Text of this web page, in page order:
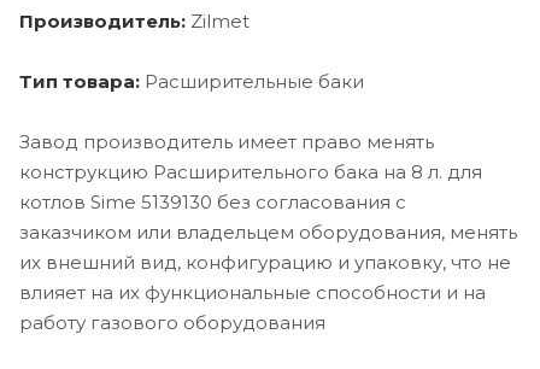
Производитель: Zilmet
Тип товара: Расширительные баки
Завод производитель имеет право менять
конструкцию Расширительного бака на 8 л. для
котлов Sime 5139130 без согласования с
заказчиком или владельцем оборудования, менять
их внешний вид, конфигурацию и упаковку, что не
влияет на их функциональные способности и на
работу газового оборудования